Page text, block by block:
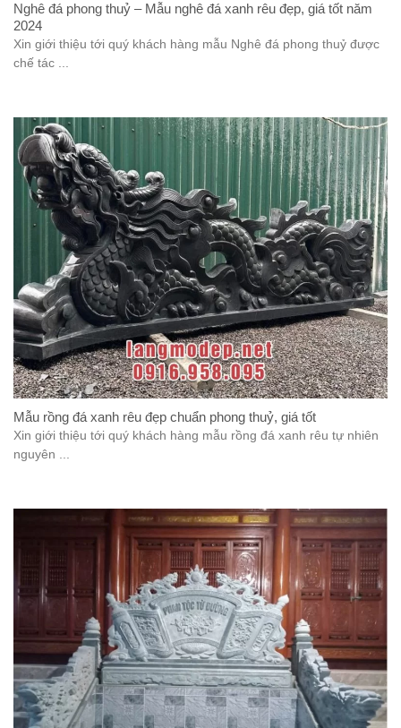
Nghê đá phong thuỷ – Mẫu nghê đá xanh rêu đẹp, giá tốt năm
2024
Xin giới thiệu tới quý khách hàng mẫu Nghê đá phong thuỷ được
chế tác ...
Mẫu rồng đá xanh rêu đẹp chuẩn phong thuỷ, giá tốt
Xin giới thiệu tới quý khách hàng mẫu rồng đá xanh rêu tự nhiên
nguyên ...